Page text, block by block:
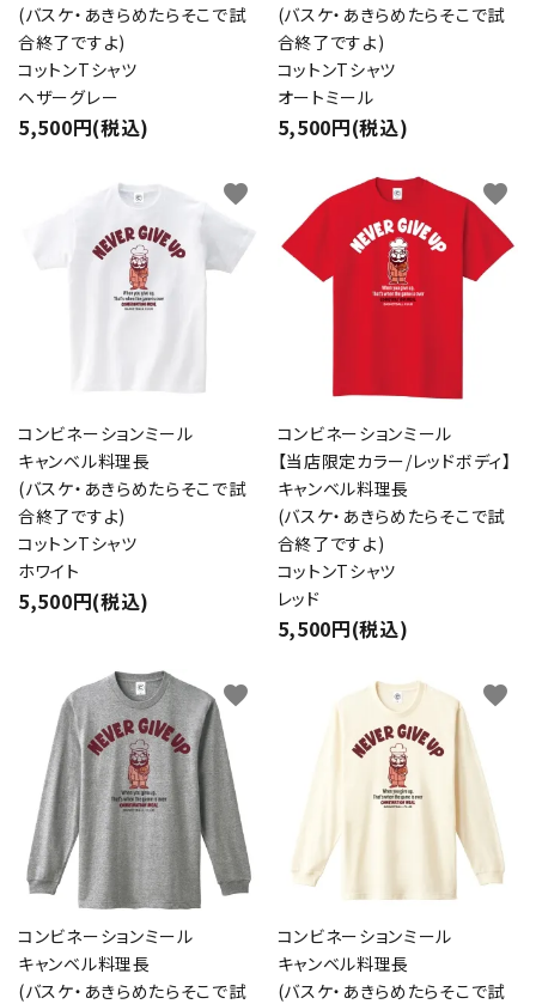
(バスケ・あきらめたらそこで試
合終了ですよ)
コットンTシャツ
ヘザーグレー
5,500円(税込)
(バスケ・あきらめたらそこで試
合終了ですよ)
コットンTシャツ
オートミール
5,500円(税込)
コンビネーションミール
キャンベル料理長
(バスケ・あきらめたらそこで試
合終了ですよ)
コットンTシャツ
ホワイト
5,500円(税込)
favorite
コンビネーションミール
【当店限定カラー/レッドボディ】
キャンベル料理長
(バスケ・あきらめたらそこで試
合終了ですよ)
コットンTシャツ
レッド
5,500円(税込)
favorite
コンビネーションミール
キャンベル料理長
(バスケ・あきらめたらそこで試
favorite
コンビネーションミール
キャンベル料理長
(バスケ・あきらめたらそこで試
favorite